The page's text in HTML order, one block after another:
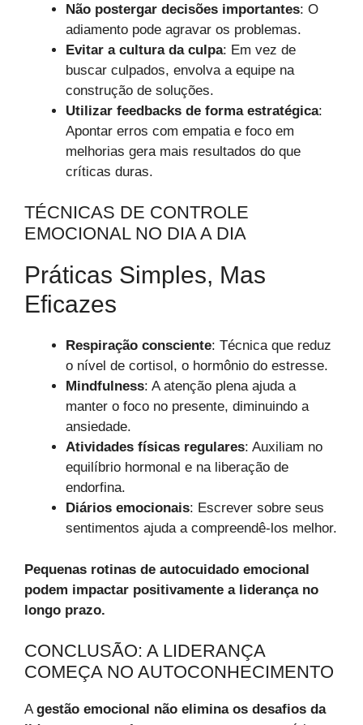
Não postergar decisões importantes: O
adiamento pode agravar os problemas.
Evitar a cultura da culpa: Em vez de
buscar culpados, envolva a equipe na
construção de soluções.
Utilizar feedbacks de forma estratégica:
Apontar erros com empatia e foco em
melhorias gera mais resultados do que
críticas duras.
TÉCNICAS DE CONTROLE
EMOCIONAL NO DIA A DIA
Práticas Simples, Mas
Eficazes
Respiração consciente: Técnica que reduz
o nível de cortisol, o hormônio do estresse.
Mindfulness: A atenção plena ajuda a
manter o foco no presente, diminuindo a
ansiedade.
Atividades físicas regulares: Auxiliam no
equilíbrio hormonal e na liberação de
endorfina.
Diários emocionais: Escrever sobre seus
sentimentos ajuda a compreendê-los melhor.
Pequenas rotinas de autocuidado emocional
podem impactar positivamente a liderança no
longo prazo.
CONCLUSÃO: A LIDERANÇA
COMEÇA NO AUTOCONHECIMENTO
Agestão emocional não elimina os desafios da